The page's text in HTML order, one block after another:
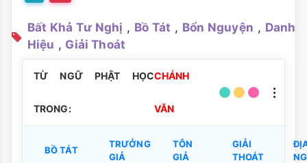
Bất Khả Tư Nghị , Bồ Tát , Bổn Nguyện , Danh
Hiệu , Giải Thoát
TỪ NGỮ PHẬT HỌC
TRONG:
CHÁNH
VĂN
BỒ TÁT
TRƯỞNG
GIẢ
TÔN
GIẢ
GIẢI
THOÁT